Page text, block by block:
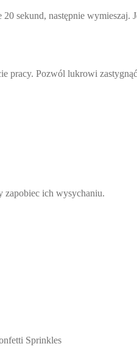
sekund, następnie wymieszaj.
pracy. Pozwól lukrowi
zapobiec ich wysychaniu.
Sprinkles